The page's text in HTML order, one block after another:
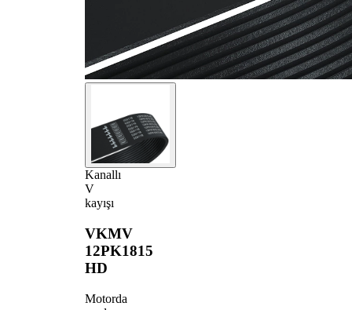
Kanallı
V
kayışı
VKMV
12PK1815
HD
Motorda